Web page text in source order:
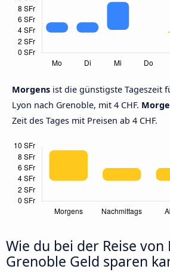
Morgens ist die günstigste Tageszeit
Lyon nach Grenoble, mit 4 CHF.
Zeit des Tages mit Preisen ab 4 CHF.
Wie du bei der Reise von
Grenoble Geld sparen